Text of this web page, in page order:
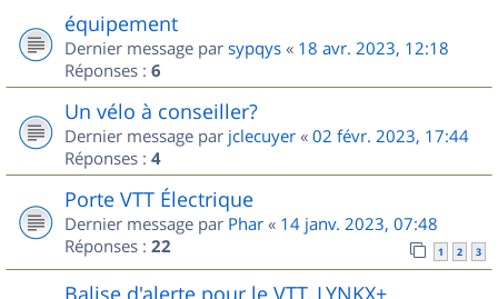
équipement
Dernier message par sypqys « 18 avr. 2023, 12:18
Réponses : 6
Un vélo à conseiller?
Dernier message par jclecuyer « 02 févr. 2023, 17:44
Réponses : 4
Porte VTT Électrique
Dernier message par Phar « 14 janv. 2023, 07:48
Réponses : 22 1 2 3